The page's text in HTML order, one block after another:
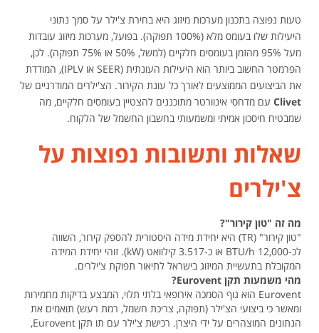
טעות נפוצה בתכנון מערכות מיזוג היא בחירת צ'ילר על סמך נתוני
היעילות שלו בעומס מלא (100% תפוקה). בפועל, מערכות מיזוג עובדות
מעל 95% מהזמן בעומסים חלקיים (למשל, 50% או 75% תפוקה). לכן,
הפרמטר החשוב ביותר הוא היעילות העונתית (SEER או IPLV), המודדת
את הביצועים הממוצעים לאורך כל עונת הקירור. הצ'ילרים המודרניים של
Clivet עם מדחסי אינוורטר מתוכננים להצטיין בעומסים חלקיים, מה
שמבטיח חיסכון אמיתי ומשמעותי בחשבון החשמל של הלקוח.
שאלות ותשובות נפוצות על
צ'ילרים
מה זה "טון קירור"?
"טון קירור" (TR) היא יחידת מידה היסטורית להספק קירור, השווה
לכ-12,000 BTU/h או כ-3.517 קילוואט (kW). זוהי יחידת המידה
המקובלת בתעשיית המיזוג בישראל לתיאור תפוקת צ'ילרים.
מהי משמעות תקן Eurovent?
Eurovent הוא גוף הסמכה אירופאי בלתי תלוי, המבצע בדיקות מחמירות
ומאשר כי ביצועי הצ'ילר (תפוקה, צריכת חשמל, רמת רעש) תואמים את
הנתונים המוצהרים על ידי היצרן. רכישת צ'ילר עם תו תקן Eurovent,